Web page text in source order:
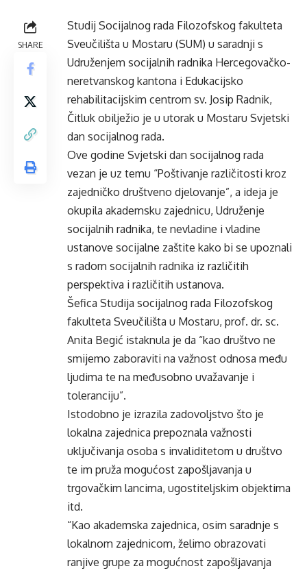
SHARE
Studij Socijalnog rada Filozofskog fakulteta
Sveučilišta u Mostaru (SUM) u saradnji s
Udruženjem socijalnih radnika Hercegovačko-
neretvanskog kantona i Edukacijsko
rehabilitacijskim centrom sv. Josip Radnik,
Čitluk obilježio je u utorak u Mostaru Svjetski
dan socijalnog rada.
Ove godine Svjetski dan socijalnog rada
vezan je uz temu “Poštivanje različitosti kroz
zajedničko društveno djelovanje”, a ideja je
okupila akademsku zajednicu, Udruženje
socijalnih radnika, te nevladine i vladine
ustanove socijalne zaštite kako bi se upoznali
s radom socijalnih radnika iz različitih
perspektiva i različitih ustanova.
Šefica Studija socijalnog rada Filozofskog
fakulteta Sveučilišta u Mostaru, prof. dr. sc.
Anita Begić istaknula je da “kao društvo ne
smijemo zaboraviti na važnost odnosa među
ljudima te na međusobno uvažavanje i
toleranciju”.
Istodobno je izrazila zadovoljstvo što je
lokalna zajednica prepoznala važnosti
uključivanja osoba s invaliditetom u društvo
te im pruža mogućost zapošljavanja u
trgovačkim lancima, ugostiteljskim objektima
itd.
“Kao akademska zajednica, osim saradnje s
lokalnom zajednicom, želimo obrazovati
ranjive grupe za mogućnost zapošljavanja